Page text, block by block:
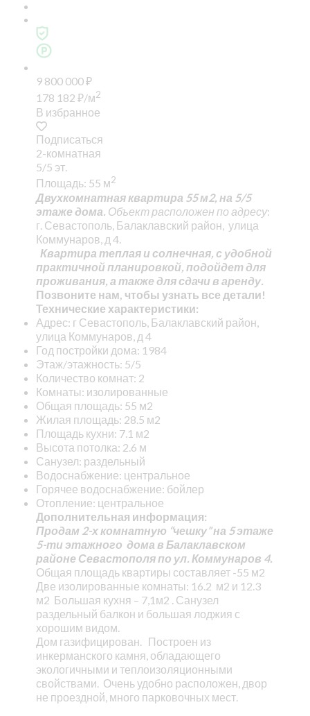
9 800 000₽
178 182 ₽/м2
В избранное
Подписаться
2-комнатная
5/5 эт.
Площадь: 55 м2
Двухкомнатная квартира 55 м2, на 5/5
этаже дома. Объект расположен по адресу:
г. Севастополь, Балаклавский район, улица
Коммунаров, д 4.
Квартира теплая и солнечная, с удобной
практичной планировкой, подойдет для
проживания, а также для сдачи в аренду.
Позвоните нам, чтобы узнать все детали!
Технические характеристики:
Адрес: г Севастополь, Балаклавский район,
улица Коммунаров, д 4
Год постройки дома: 1984
Этаж/этажность: 5/5
Количество комнат: 2
Комнаты: изолированные
Общая площадь: 55 м2
Жилая площадь: 28.5 м2
Площадь кухни: 7.1 м2
Высота потолка: 2.6 м
Санузел: раздельный
Водоснабжение: центральное
Горячее водоснабжение: бойлер
Отопление: центральное
Дополнительная информация:
Продам 2-х комнатную “чешку” на 5 этаже
5-ти этажного дома в Балаклавском
районе Севастополя по ул. Коммунаров 4.
Общая площадь квартиры составляет -55 м2
Две изолированные комнаты: 16.2 м2 и 12.3
м2 Большая кухня – 7,1м2 . Санузел
раздельный балкон и большая лоджия с
хорошим видом.
Дом газифицирован. Построен из
инкерманского камня, обладающего
экологичными и теплоизоляционными
свойствами. Очень удобно расположен, двор
не проездной, много парковочных мест.